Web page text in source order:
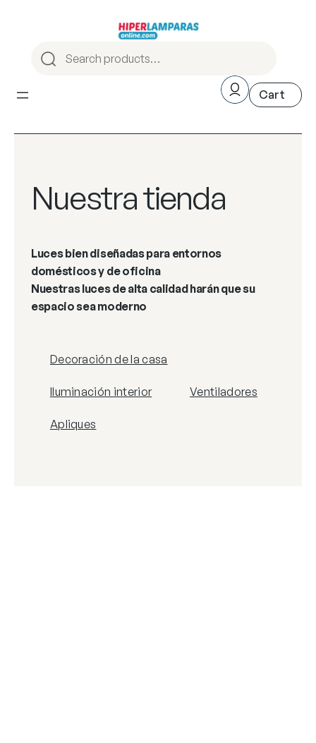
Nuestra tienda
Luces bien diseñadas para entornos
domésticos y de oficina
Nuestras luces de alta calidad harán que su
espacio sea moderno
Decoración de la casa
Iluminación interior Ventiladores
Apliques